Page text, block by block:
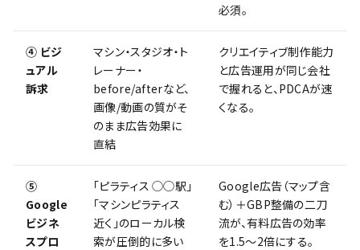
必須。
④ ビジ
ュアル
訴求
マシン・スタジオ・ト
レーナー・
before/afterなど、
画像/動画の質がそ
のまま広告効果に
直結
クリエイティブ制作能力
と広告運用が同じ会社
で握れると、PDCAが速
くなる。
⑤
Google
ビジネ
スプロ
「ピラティス ◯◯駅」
「マシンピラティス
近く」のローカル検
索が圧倒的に多い
Google広告（マップ含
む）＋GBP整備の二刀
流が、有料広告の効率
を1.5〜2倍にする。